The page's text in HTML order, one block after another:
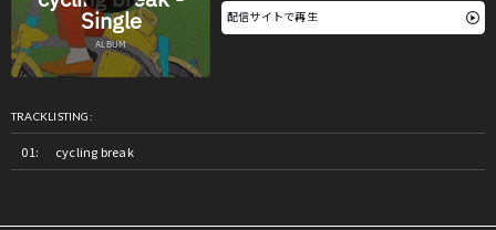
配信サイトで再生
TRACKLISTING:
cycling break